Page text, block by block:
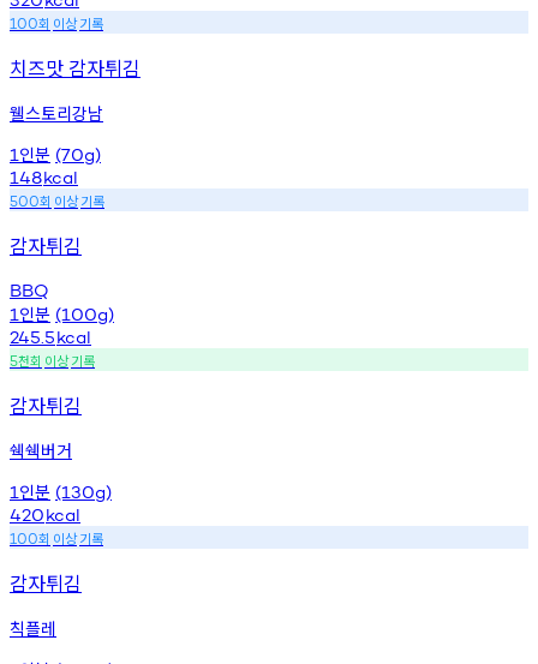
100회 이상기록
치즈맛 감자튀김
웰스토리강남
1 인분 (70g)
148kcal
500회 이상기록
감자튀김
BBQ
1 인분 (100g)
245.5kcal
5천회 이상기록
감자튀김
쉑쉑버거
1 인분 (130g)
420kcal
100회 이상기록
감자튀김
칙플레